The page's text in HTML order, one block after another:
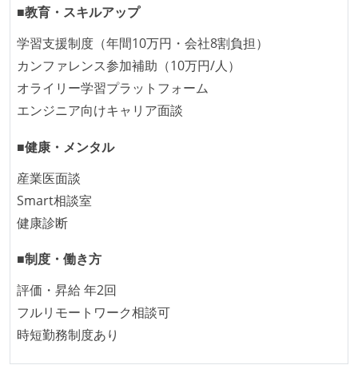
想定される複数環境での品質チェックを義務づけてい
る
アジャイル実践状況
1ヶ月以下の短い期間でのイテレーション開発を実践
デイリーでスタンドアップミーティング、またはそれ
に準じるチーム内の打ち合わせを行っている
イテレーションの最後などに、定期的にチームでふり
かえりミーティングを行っている
く相対ポイントを用い、極力複数人の意見を調整する
形で行っている
継続的なデプロイ（デリバリー）を行っている
ワークフローの整備
■教育・スキルアップ
学習支援制度（年間10万円・会社8割負担）
カンファレンス参加補助（10万円/人）
オライリー学習プラットフォーム
エンジニア向けキャリア面談
■健康・メンタル
産業医面談
Smart相談室
健康診断
■制度・働き方
評価・昇給 年2回
フルリモートワーク相談可
時短勤務制度あり